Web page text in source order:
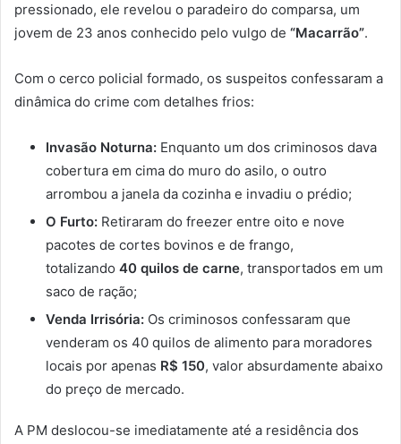
pressionado, ele revelou o paradeiro do comparsa, um
jovem de 23 anos conhecido pelo vulgo de “Macarrão”.
Com o cerco policial formado, os suspeitos confessaram a
dinâmica do crime com detalhes frios:
Invasão Noturna: Enquanto um dos criminosos dava
cobertura em cima do muro do asilo, o outro
arrombou a janela da cozinha e invadiu o prédio;
O Furto: Retiraram do freezer entre oito e nove
pacotes de cortes bovinos e de frango,
totalizando 40 quilos de carne, transportados em um
saco de ração;
Venda Irrisória: Os criminosos confessaram que
venderam os 40 quilos de alimento para moradores
locais por apenas R$ 150, valor absurdamente abaixo
do preço de mercado.
A PM deslocou-se imediatamente até a residência dos